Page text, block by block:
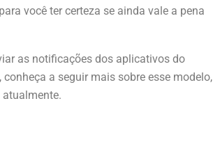
você ter certeza se ainda vale a pena
as notificações dos aplicativos do
a seguir mais sobre esse modelo,
atualmente.